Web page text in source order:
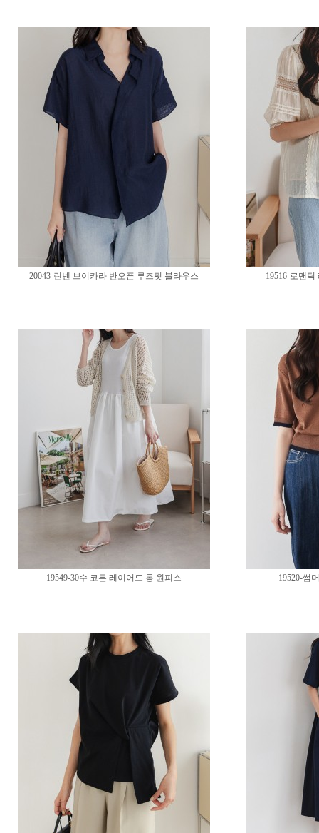
20043-린넨 브이카라 반오픈 루즈핏 블라우스 19516-로맨
19549-30수 코튼 레이어드 롱 원피스 19520-썸